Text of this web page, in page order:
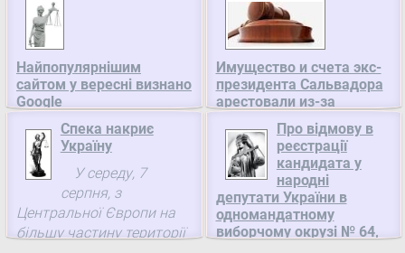
Найпопулярнішим
сайтом у вересні визнано
Google
За підсумками вересня
найпопулярнішим в
Україні сайтом
залишається Google. Про
це свідчить дослідження
компанії InMind.
Спека накриє
Україну
У середу, 7
серпня, з
Центральної Європи на
більшу частину території
Имущество и счета экс-
президента Сальвадора
арестовали из-за
подозрений в хищении
$10 млн
Генпрокуратура
Сальвадора дала
распоряжение об аресте
имущества и банковских
счетов бывшего
Про відмову в
реєстрації
кандидата у
народні
депутати України в
одномандатному
виборчому окрузі № 64,